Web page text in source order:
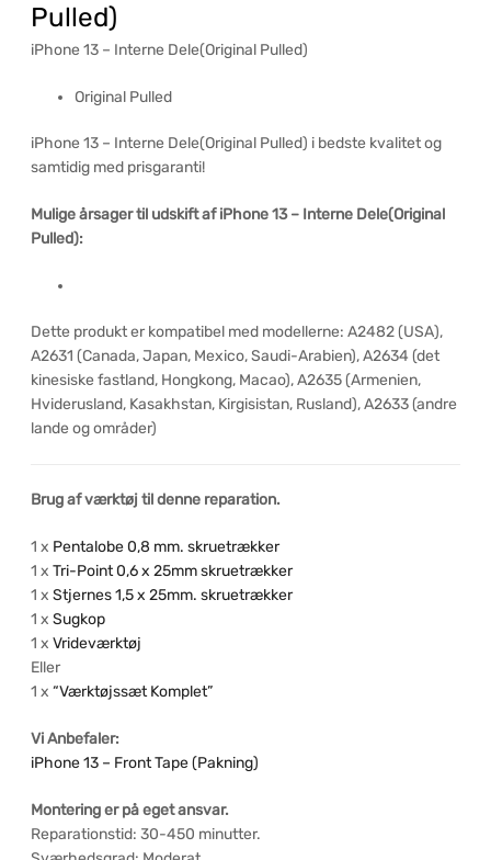
Pulled)
iPhone 13 – Interne Dele(Original Pulled)
Original Pulled
iPhone 13 – Interne Dele(Original Pulled) i bedste kvalitet og
samtidig med prisgaranti!
Mulige årsager til udskift af iPhone 13 – Interne Dele(Original
Pulled):
Dette produkt er kompatibel med modellerne: A2482 (USA),
A2631 (Canada, Japan, Mexico, Saudi-Arabien), A2634 (det
kinesiske fastland, Hongkong, Macao), A2635 (Armenien,
Hviderusland, Kasakhstan, Kirgisistan, Rusland), A2633 (andre
lande og områder)
Brug af værktøj til denne reparation.
1 x Pentalobe 0,8 mm. skruetrækker
1 x Tri-Point 0,6 x 25mm skruetrækker
1 x Stjernes 1,5 x 25mm. skruetrækker
1 x Sugkop
1 x Vrideværktøj
Eller
1 x “Værktøjssæt Komplet”
Vi Anbefaler:
iPhone 13 – Front Tape (Pakning)
Montering er på eget ansvar.
Reparationstid: 30-450 minutter.